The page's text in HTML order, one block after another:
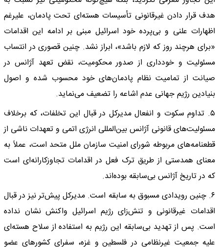
هدف قرار دادن غیرقانونی تأسیسات هسته‌ای تحت پادمان، علیرغم
اظهارات علنی و بی‌پرده خود اسرائیل مبنی بر ادامه این اقدامات
«برای هرچند روز که لازم باشد»، ابراز نشد. چنین قصوری در انتساب
مسئولیت و خودداری از صدور محکومیت، نقض تعهد آژانس در
صیانت از تمامیت نظام پادمان‌های خود محسوب شده و اصول
بنیادین رژیم جهانی عدم اشاعه را تضعیف می‌نماید.
۵. تداوم سکوت و انفعال مدیرکل در قبال این تخلفات، که برخلاف
مسئولیت‌های قانونی آژانس بین‌المللی انرژی اتمی و تعهدات ناشی از
قطعنامه‌های مربوطه شورای امنیت سازمان ملل متحد است، عملاً به
معنای همدستی از طریق ترک فعل در اقدامات تجاوزکارانه‌ای است
که در تاریخ آژانس بی‌سابقه بوده‌اند.
۶. چنین رویدادی مسبوق به سابقه است. مدیرکل پیش‌تر نیز در قبال
اقدامات غیرقانونی و تنش‌زای رژیم اسرائیل واکنش نشان نداده
است. پس از تهدید بی‌سابقه این رژیم به استفاده از سلاح هسته‌ای
علیه جمعیت غیرنظامی در فلسطین و غزه، سفرای کشورهای عضو